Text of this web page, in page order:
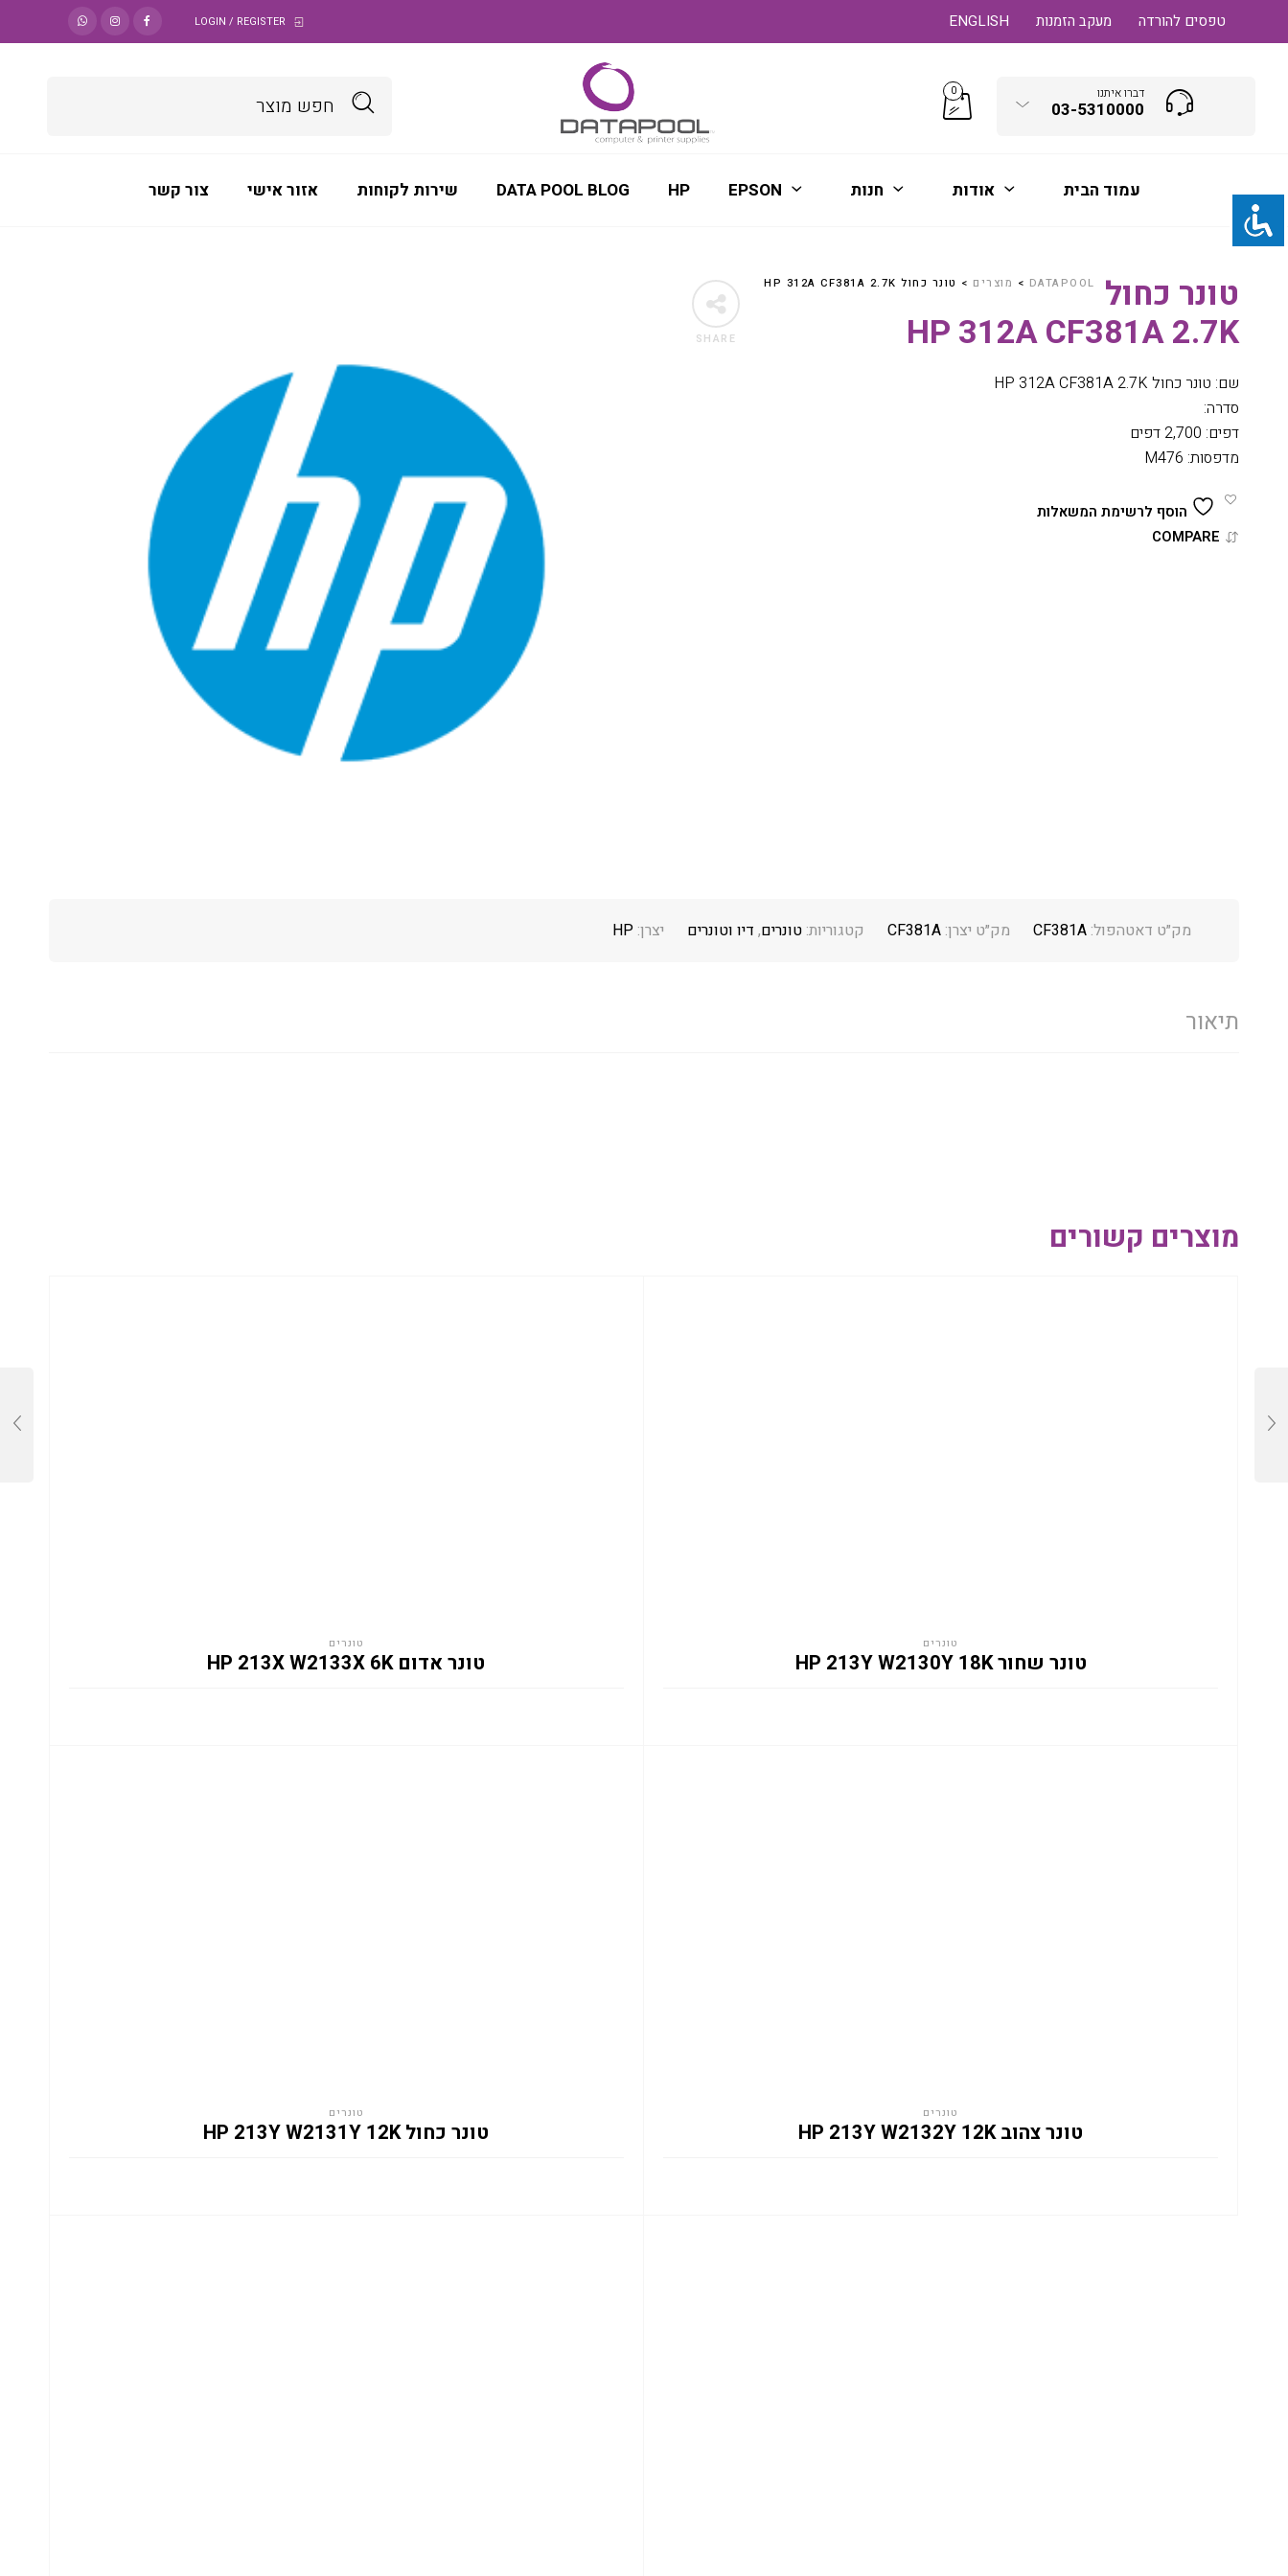
ENGLISH מעקב הזמנות טפסים להורדה LOGIN / REGISTER
דברו איתנו
03-5310000
0
עמוד הבית אודות חנות EPSON
HP
DATA POOL BLOG שירות לקוחות אזור אישי צור קשר
SHARE
DATAPOOL
> מוצרים > טונר כחול HP 312A CF381A 2.7K
טונר כחול
HP 312A CF381A 2.7K
שם: טונר כחול HP 312A CF381A 2.7K
סדרה:
דפים: 2,700 דפים
מדפסות: M476
הוסף לרשימת המשאלות
COMPARE
מק״ט דאטהפול: CF381A מק״ט יצרן: CF381A קטגוריות: טונרים, דיו וטונרים יצרן: HP
תיאור
מוצרים קשורים
טונרים
טונר אדום HP 213X W2133X 6K
טונרים
טונר שחור HP 213Y W2130Y 18K
טונרים
טונר כחול HP 213Y W2131Y 12K
טונרים
טונר צהוב HP 213Y W2132Y 12K